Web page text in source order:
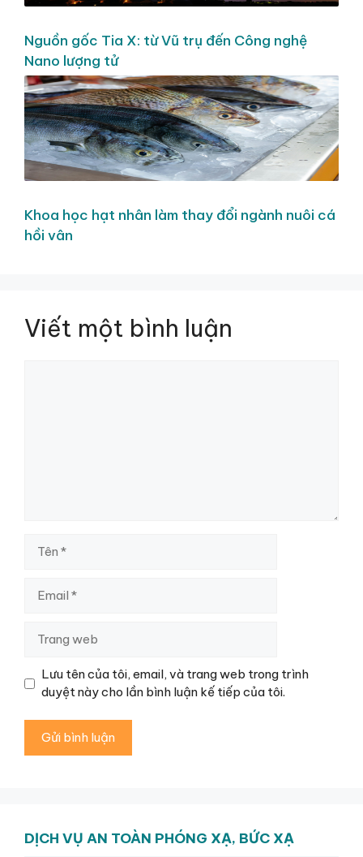
Nguồn gốc Tia X: từ Vũ trụ đến Công nghệ
Nano lượng tử
Khoa học hạt nhân làm thay đổi ngành nuôi cá
hồi vân
Viết một bình luận
web
Lưu tên của tôi, email, và trang web trong trình
duyệt này cho lần bình luận kế tiếp của tôi.
DỊCH VỤ AN TOÀN PHÓNG XẠ, BỨC XẠ